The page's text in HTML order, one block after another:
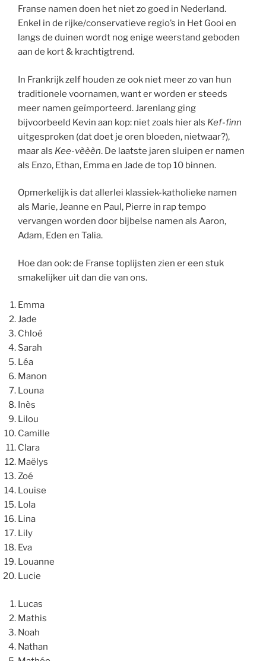
Franse namen doen het niet zo goed in Nederland.
Enkel in de rijke/conservatieve regio’s in Het Gooi en
langs de duinen wordt nog enige weerstand geboden
aan de kort & krachtigtrend.
In Frankrijk zelf houden ze ook niet meer zo van hun
traditionele voornamen, want er worden er steeds
meer namen geïmporteerd. Jarenlang ging
bijvoorbeeld Kevin aan kop: niet zoals hier als Kef-finn
uitgesproken (dat doet je oren bloeden, nietwaar?),
maar als Kee-vèèèn. De laatste jaren sluipen er namen
als Enzo, Ethan, Emma en Jade de top 10 binnen.
Opmerkelijk is dat allerlei klassiek-katholieke namen
als Marie, Jeanne en Paul, Pierre in rap tempo
vervangen worden door bijbelse namen als Aaron,
Adam, Eden en Talia.
Hoe dan ook: de Franse toplijsten zien er een stuk
smakelijker uit dan die van ons.
Emma
Jade
Chloé
Sarah
Léa
Manon
Louna
Inès
Lilou
Camille
Clara
Maëlys
Zoé
Louise
Lola
Lina
Lily
Eva
Louanne
Lucie
Lucas
Mathis
Noah
Nathan